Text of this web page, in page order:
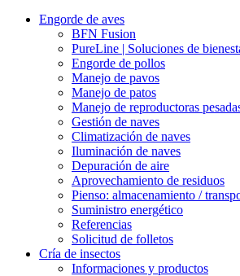
Engorde de aves
BFN Fusion
PureLine | Soluciones de
Engorde de pollos
Manejo de pavos
Manejo de patos
Manejo de reproductoras
Gestión de naves
Climatización de naves
Iluminación de naves
Depuración de aire
Aprovechamiento de residuos
Pienso: almacenamiento /
Suministro energético
Referencias
Solicitud de folletos
Cría de insectos
Informaciones y productos